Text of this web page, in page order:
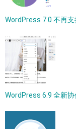
WordPress 7.0 不再支
WordPress 6.9 全新